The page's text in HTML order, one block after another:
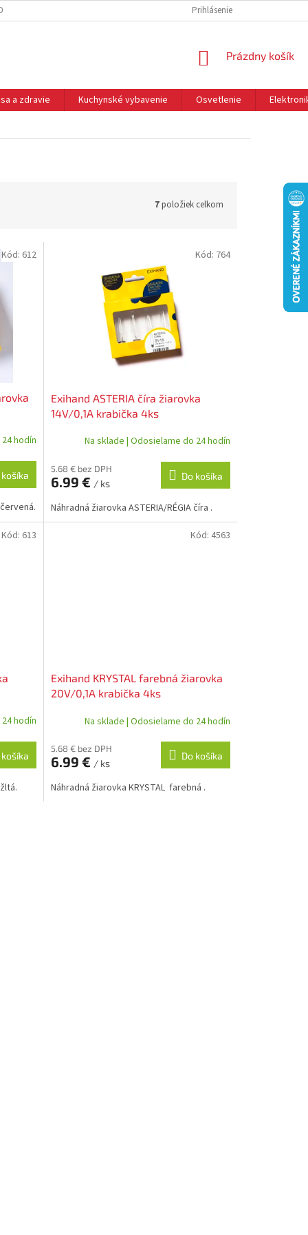
PODMIENKY OCHRANA OSOBNÝCH ÚDAJOV REKLAMÁCIE
Prihlásenie
NÁKUPNÝ
Prázdny košík
a zdravie Kuchynské vybavenie Osvetlenie
7položiek celkom
hodín
košíka
Kód: 612
Exihand ASTERIA číra žiarovka
14V/0,1A krabička 4ks
Na sklade | Odosielame do 24 hodín
5.68 € bez DPH
6.99 € / ks
Do košíka
Náhradná žiarovka ASTERIA/RÉGIA číra .
Kód: 764
hodín
košíka
Kód: 613
Exihand KRYSTAL farebná žiarovka
20V/0,1A krabička 4ks
Na sklade | Odosielame do 24 hodín
5.68 € bez DPH
6.99 € / ks
Do košíka
Náhradná žiarovka KRYSTAL farebná .
Kód: 4563